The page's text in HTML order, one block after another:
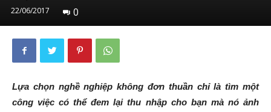
22/06/2017 0
Lựa chọn nghề nghiệp không đơn thuần chỉ là tìm một
công việc có thể đem lại thu nhập cho bạn mà nó ảnh